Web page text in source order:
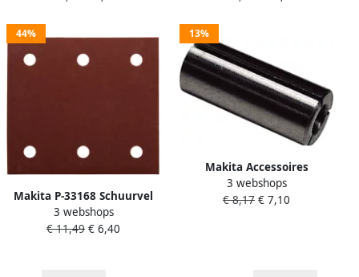
44%
Makita P-33168 Schuurvel
114x102 K320 Red Velcro |
Mtools
3 webshops
€ 11,49 € 6,40
13%
Makita Accessoires
Verloopbus 12x8mm
763804-8
3 webshops
€ 8,17 € 7,10